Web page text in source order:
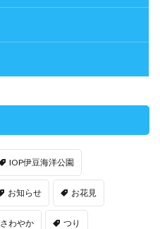
IOP伊豆海洋公園
お知らせ お花見
さわやか つり